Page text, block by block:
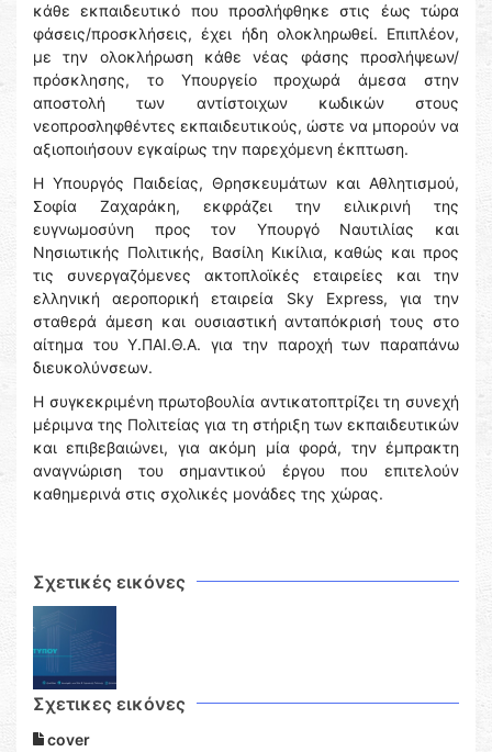
κάθε εκπαιδευτικό που προσλήφθηκε στις έως τώρα
φάσεις/προσκλήσεις, έχει ήδη ολοκληρωθεί. Επιπλέον,
με την ολοκλήρωση κάθε νέας φάσης προσλήψεων/
πρόσκλησης, το Υπουργείο προχωρά άμεσα στην
αποστολή των αντίστοιχων κωδικών στους
νεοπροσληφθέντες εκπαιδευτικούς, ώστε να μπορούν να
αξιοποιήσουν εγκαίρως την παρεχόμενη έκπτωση.
Η Υπουργός Παιδείας, Θρησκευμάτων και Αθλητισμού,
Σοφία Ζαχαράκη, εκφράζει την ειλικρινή της
ευγνωμοσύνη προς τον Υπουργό Ναυτιλίας και
Νησιωτικής Πολιτικής, Βασίλη Κικίλια, καθώς και προς
τις συνεργαζόμενες ακτοπλοϊκές εταιρείες και την
ελληνική αεροπορική εταιρεία Sky Express, για την
σταθερά άμεση και ουσιαστική ανταπόκρισή τους στο
αίτημα του Υ.ΠΑΙ.Θ.Α. για την παροχή των παραπάνω
διευκολύνσεων.
Η συγκεκριμένη πρωτοβουλία αντικατοπτρίζει τη συνεχή
μέριμνα της Πολιτείας για τη στήριξη των εκπαιδευτικών
και επιβεβαιώνει, για ακόμη μία φορά, την έμπρακτη
αναγνώριση του σημαντικού έργου που επιτελούν
καθημερινά στις σχολικές μονάδες της χώρας.
Σχετικές εικόνες
Σχετικες εικόνες
cover